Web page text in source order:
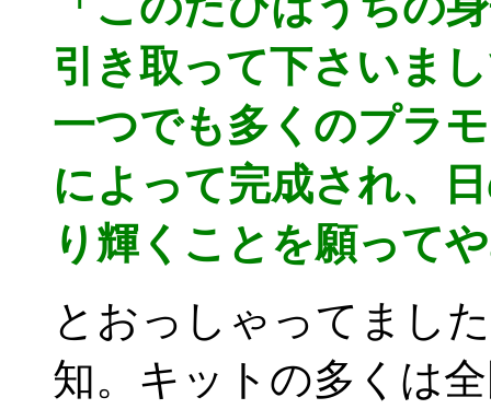
引き取って下さいま
一つでも多くのプラ
によって完成され、
り輝くことを願って
とおっしゃってまし
知。キットの多くは